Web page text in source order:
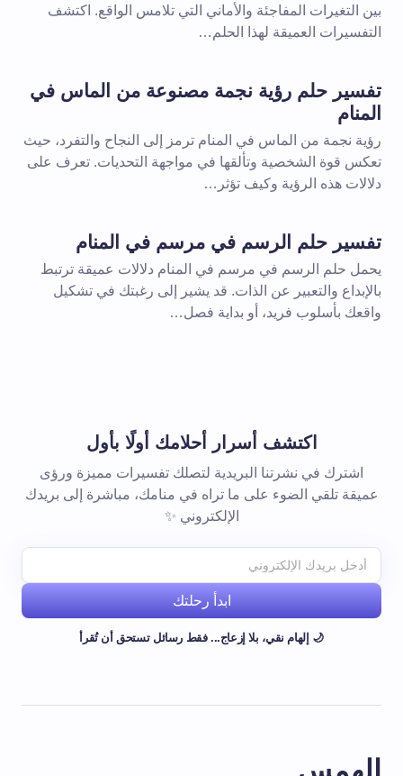
بين التغيرات المفاجئة والأماني التي تلامس الواقع. اكتشف
التفسيرات العميقة لهذا الحلم…
تفسير حلم رؤية نجمة مصنوعة من الماس في
المنام
رؤية نجمة من الماس في المنام ترمز إلى النجاح والتفرد، حيث
تعكس قوة الشخصية وتألقها في مواجهة التحديات. تعرف على
دلالات هذه الرؤية وكيف تؤثر…
تفسير حلم الرسم في مرسم في المنام
يحمل حلم الرسم في مرسم في المنام دلالات عميقة ترتبط
بالإبداع والتعبير عن الذات. قد يشير إلى رغبتك في تشكيل
واقعك بأسلوب فريد، أو بداية فصل…
اكتشف أسرار أحلامك أولًا بأول
اشترك في نشرتنا البريدية لتصلك تفسيرات مميزة ورؤى
عميقة تلقي الضوء على ما تراه في منامك، مباشرة إلى بريدك
الإلكتروني ✨
ابدأ رحلتك
🌙 إلهام نقي، بلا إزعاج... فقط رسائل تستحق أن تُقرأ